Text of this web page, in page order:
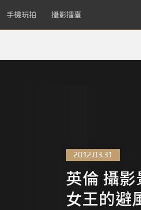
手機玩拍 攝影擂臺
2012.03.31
英倫 攝
女王的避